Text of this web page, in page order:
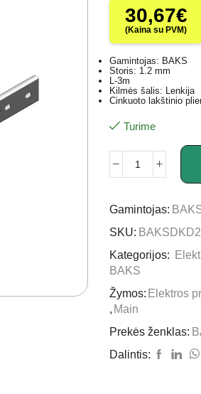
30,67€
(Kaina su PVM)
Gamintojas: BAKS
Storis: 1.2 mm
L-3m
Kilmės šalis: Lenkija
Cinkuoto lakštinio
Turime
Gamintojas:
SKU:
Kategorijos:
BAKS
Žymos: Elektros
, Main
Prekės ženklas:
Dalintis: